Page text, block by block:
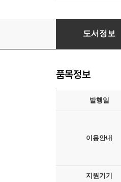
욕망의 음식
도서정보
품목정보
발행일
이용안내
지원기기